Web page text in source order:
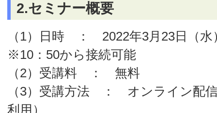
2.セミナー概要
（1）日時 ： 2022年3月23日（
※10：50から接続可能
（2）受講料 ： 無料
（3）受講方法 ： オンライン配
利用）